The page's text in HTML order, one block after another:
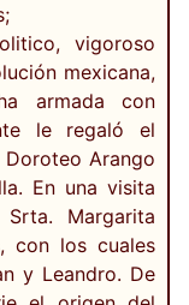
vigoroso
mexicana,
armada con
le regaló el
Arango
En una visita
Margarita
con los cuales
y Leandro. De